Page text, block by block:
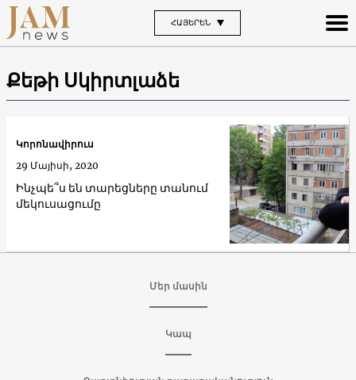
ՀԱՅԵՐԵՆ
Քեթի Սկիրտլաձե
Ինչպե՞ս են տարեցները տանում
մեկուսացումը
Կորոնավիրուս
29 Մայիսի, 2020
Մեր մասին
Կապ